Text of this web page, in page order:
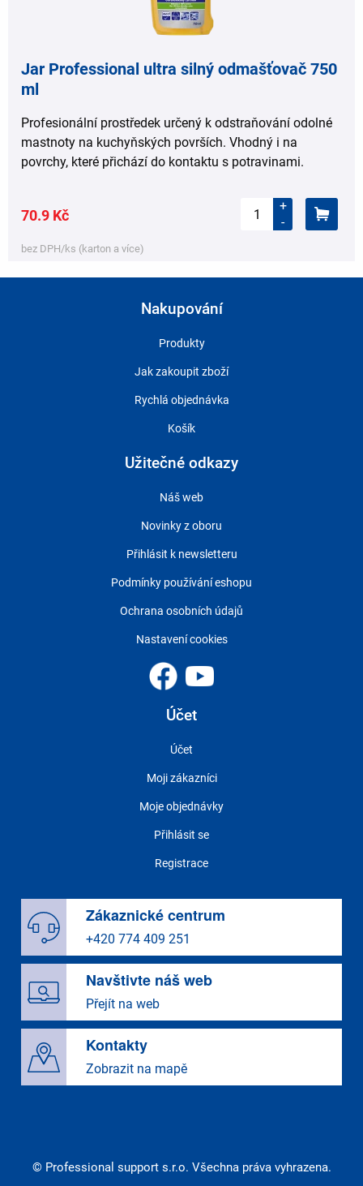
Jar Professional ultra silný odmašťovač 750
ml
Profesionální prostředek určený k odstraňování odolné
mastnoty na kuchyňských površích. Vhodný i na
povrchy, které přichází do kontaktu s potravinami.
70.9 Kč
+
-
bez DPH/ks (karton a více)
Nakupování
Produkty
Jak zakoupit zboží
Rychlá objednávka
Košík
Užitečné odkazy
Náš web
Novinky z oboru
Přihlásit k newsletteru
Podmínky používání eshopu
Ochrana osobních údajů
Nastavení cookies
Účet
Účet
Moji zákazníci
Moje objednávky
Přihlásit se
Registrace
Zákaznické centrum
+420 774 409 251
Navštivte náš web
Přejít na web
Kontakty
Zobrazit na mapě
© Professional support s.r.o. Všechna práva vyhrazena.